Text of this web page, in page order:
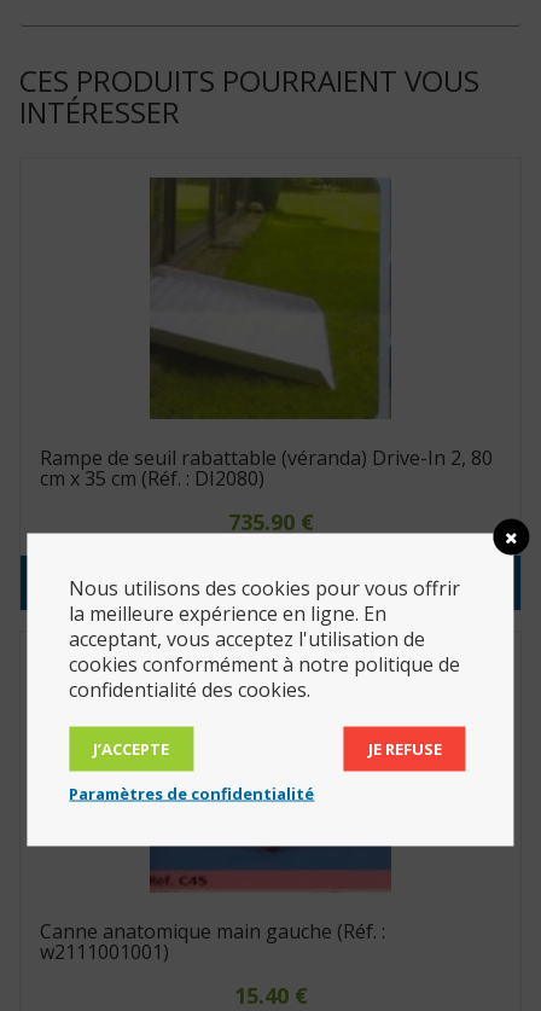
CES PRODUITS POURRAIENT VOUS
INTÉRESSER
Rampe de seuil rabattable (véranda) Drive-In 2, 80
cm x 35 cm (Réf. : DI2080)
735.90 €
Consulter le produit
Canne anatomique main gauche (Réf. :
w2111001001)
15.40 €
Nous utilisons des cookies pour vous offrir
la meilleure expérience en ligne. En
acceptant, vous acceptez l'utilisation de
cookies conformément à notre politique de
confidentialité des cookies.
J’ACCEPTE JE REFUSE
Paramètres de confidentialité